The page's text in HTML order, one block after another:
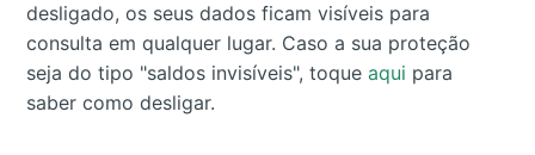
desligado, os seus dados ficam visíveis para
consulta em qualquer lugar. Caso a sua proteção
seja do tipo "saldos invisíveis", toqueaqui para
saber como desligar.